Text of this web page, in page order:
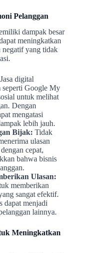
Pelanggan
dampak besar
meningkatkan
negatif yang tidak
Jasa digital
seperti Google My
untuk melihat
Dengan
mengatasi
lebih jauh.
Bijak: Tidak
ulasan
cepat,
bahwa bisnis
Ulasan:
memberikan
sangat efektif.
dapat menjadi
lainnya.
Meningkatkan